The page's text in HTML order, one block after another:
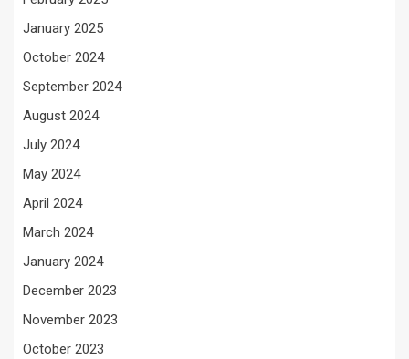
January 2025
October 2024
September 2024
August 2024
July 2024
May 2024
April 2024
March 2024
January 2024
December 2023
November 2023
October 2023